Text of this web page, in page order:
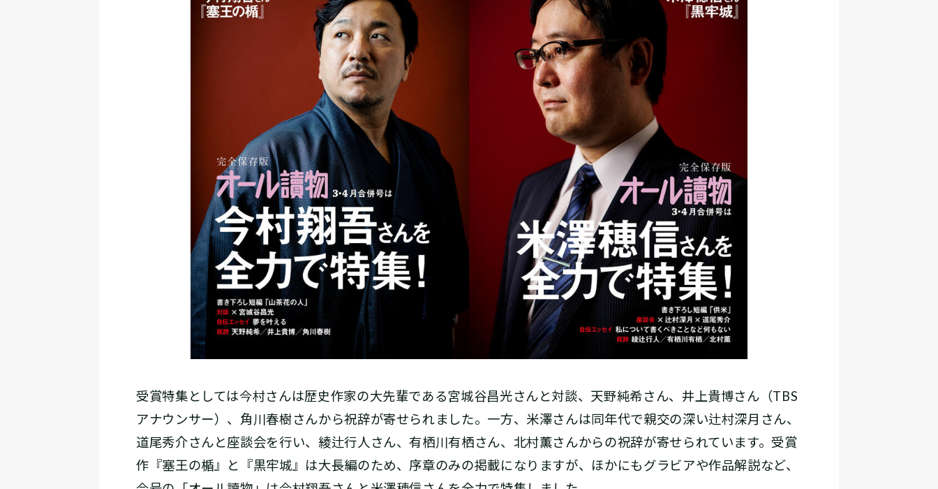
受賞特集としては今村さんは歴史作家の大先輩である宮城谷昌光さんと対談、天野純希さん、井上貴博さん（TBS
アナウンサー）、角川春樹さんから祝辞が寄せられました。一方、米澤さんは同年代で親交の深い辻村深月さん、
道尾秀介さんと座談会を行い、綾辻行人さん、有栖川有栖さん、北村薫さんからの祝辞が寄せられています。受賞
作『塞王の楯』と『黒牢城』は大長編のため、序章のみの掲載になりますが、ほかにもグラビアや作品解説など、